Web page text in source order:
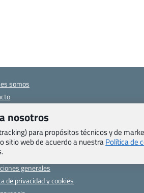
somos
Viajes.com
de agencias
frecuentes
generales
de privacidad y cookies
nosotros
para propósitos técnicos y de
sitio web de acuerdo a nuestraPolítica de